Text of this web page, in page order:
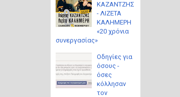
ΚΑΖΑΝΤΖΗΣ
- ΛΙΖΕΤΑ
ΚΑΛΗΜΕΡΗ
«20 χρόνια
συνεργασίας»
Οδηγίες για
όσους -
όσες
κόλλησαν
τον